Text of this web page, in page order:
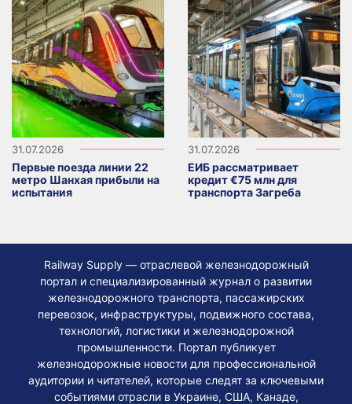
31.07.2026
Первые поезда линии 22
метро Шанхая прибыли на
испытания
31.07.2026
ЕИБ рассматривает
кредит €75 млн для
транспорта Загреба
Railway Supply — отраслевой железнодорожный
портал и специализированный журнал о развитии
железнодорожного транспорта, пассажирских
перевозок, инфраструктуры, подвижного состава,
технологий, логистики и железнодорожной
промышленности. Портал публикует
железнодорожные новости для профессиональной
аудитории и читателей, которые следят за ключевыми
событиями отрасли в Украине, США, Канаде,